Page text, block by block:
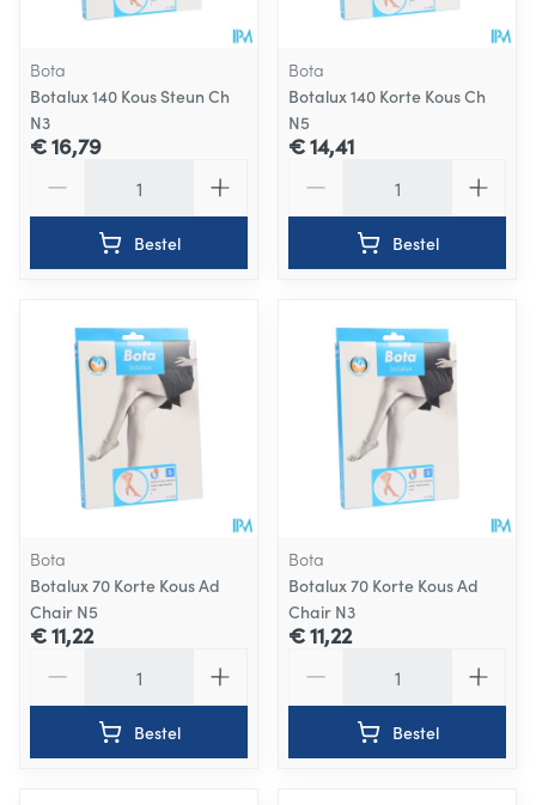
Bota
Botalux 140 Kous Steun Ch
N3
€ 16,79
Bestel
Bota
Botalux 140 Korte Kous Ch
N5
€ 14,41
Bestel
Bota
Botalux 70 Korte Kous Ad
Chair N5
€ 11,22
Bestel
Bota
Botalux 70 Korte Kous Ad
Chair N3
€ 11,22
Bestel